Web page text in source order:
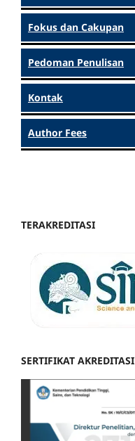
Fokus dan Cakupan
Pedoman Penulisan
Kontak
Author Fees
TERAKREDITASI
SERTIFIKAT AKREDITASI